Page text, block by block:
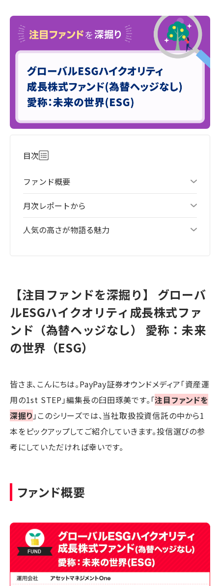
目次
ファンド概要
月次レポートから
人気の高さが物語る魅力
【注目ファンドを深掘り】 グローバ
ルESGハイクオリティ成長株式ファ
ンド（為替ヘッジなし） 愛称：未来
の世界（ESG）
皆さま、こんにちは。PayPay証券オウンドメディア「資産運
用の1st STEP」編集長の臼田琢美です。「注目ファンドを
深掘り 」このシリーズでは、当社取扱投資信託の中から1
本をピックアップしてご紹介していきます。投信選びの参
考にしていただければ幸いです。
ファンド概要